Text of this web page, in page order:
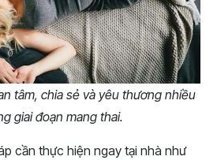
tâm, chia sẻ và yêu thương nhiều
giai đoạn mang thai.
cần thực hiện ngay tại nhà như